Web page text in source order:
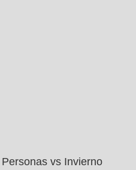
Personas vs Invierno